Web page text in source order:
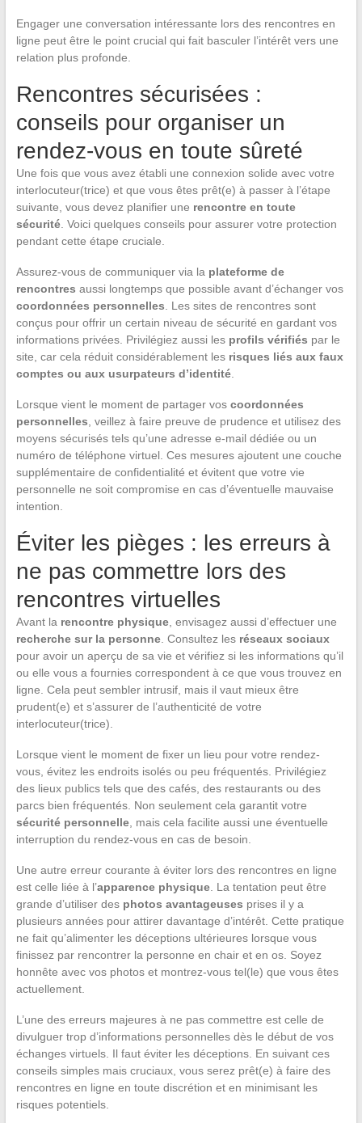
Engager une conversation intéressante lors des rencontres en
ligne peut être le point crucial qui fait basculer l’intérêt vers une
relation plus profonde.
Rencontres sécurisées :
conseils pour organiser un
rendez-vous en toute sûreté
Une fois que vous avez établi une connexion solide avec votre
interlocuteur(trice) et que vous êtes prêt(e) à passer à l’étape
suivante, vous devez planifier une rencontre en toute
sécurité. Voici quelques conseils pour assurer votre protection
pendant cette étape cruciale.
Assurez-vous de communiquer via la plateforme de
rencontres aussi longtemps que possible avant d’échanger vos
coordonnées personnelles . Les sites de rencontres sont
conçus pour offrir un certain niveau de sécurité en gardant vos
informations privées. Privilégiez aussi les profils vérifiés par le
site, car cela réduit considérablement les risques liés aux faux
comptes ou aux usurpateurs d’identité.
Lorsque vient le moment de partager vos coordonnées
personnelles , veillez à faire preuve de prudence et utilisez des
moyens sécurisés tels qu’une adresse e-mail dédiée ou un
numéro de téléphone virtuel. Ces mesures ajoutent une couche
supplémentaire de confidentialité et évitent que votre vie
personnelle ne soit compromise en cas d’éventuelle mauvaise
intention.
Éviter les pièges : les erreurs à
ne pas commettre lors des
rencontres virtuelles
Avant la rencontre physique, envisagez aussi d’effectuer une
recherche sur la personne. Consultez les réseaux sociaux
pour avoir un aperçu de sa vie et vérifiez si les informations qu’il
ou elle vous a fournies correspondent à ce que vous trouvez en
ligne. Cela peut sembler intrusif, mais il vaut mieux être
prudent(e) et s’assurer de l’authenticité de votre
interlocuteur(trice).
Lorsque vient le moment de fixer un lieu pour votre rendez-
vous, évitez les endroits isolés ou peu fréquentés. Privilégiez
des lieux publics tels que des cafés, des restaurants ou des
parcs bien fréquentés. Non seulement cela garantit votre
sécurité personnelle, mais cela facilite aussi une éventuelle
interruption du rendez-vous en cas de besoin.
Une autre erreur courante à éviter lors des rencontres en ligne
est celle liée à l’apparence physique. La tentation peut être
grande d’utiliser des photos avantageuses prises il y a
plusieurs années pour attirer davantage d’intérêt. Cette pratique
ne fait qu’alimenter les déceptions ultérieures lorsque vous
finissez par rencontrer la personne en chair et en os. Soyez
honnête avec vos photos et montrez-vous tel(le) que vous êtes
actuellement.
L’une des erreurs majeures à ne pas commettre est celle de
divulguer trop d’informations personnelles dès le début de vos
échanges virtuels. Il faut éviter les déceptions. En suivant ces
conseils simples mais cruciaux, vous serez prêt(e) à faire des
rencontres en ligne en toute discrétion et en minimisant les
risques potentiels.